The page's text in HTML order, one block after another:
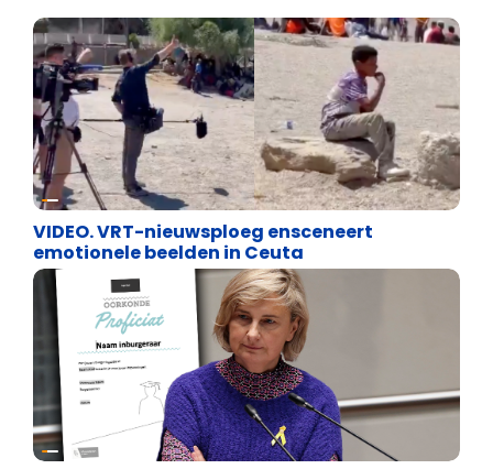
Cultuuroorlog
VIDEO. VRT-nieuwsploeg ensceneert
emotionele beelden in Ceuta
Binnenland politiek